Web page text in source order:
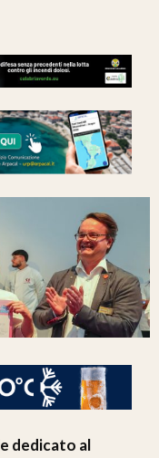
dedicato al